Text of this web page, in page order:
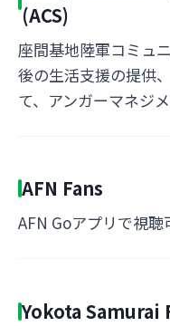
(ACS)
座間基地陸軍コミュ
後の生活支援の提供
て、アンガーマネジ
AFN Fans
AFN Goアプリで視
Yokota Samurai